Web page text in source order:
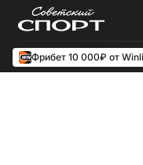
Фрибет 10 000₽ от